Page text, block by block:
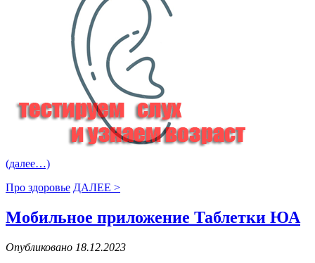
(далее…)
Про здоровье ДАЛЕЕ >
Мобильное приложение Таблетки ЮА
Опубликовано 18.12.2023